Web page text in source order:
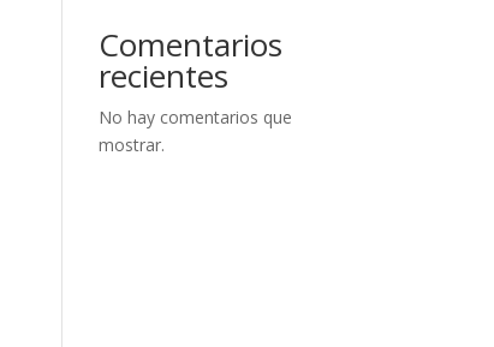
Comentarios
recientes
No hay comentarios que
mostrar.